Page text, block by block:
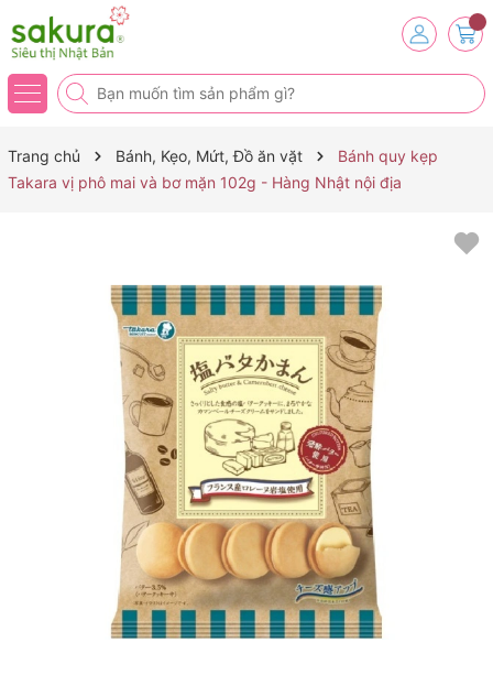
Trang chủ Bánh, Kẹo, Mứt, Đồ ăn vặt
Bánh quy kẹp
Takara vị phô mai và bơ mặn 102g - Hàng Nhật nội địa